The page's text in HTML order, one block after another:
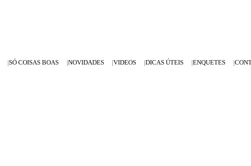
SÓ COISAS BOAS NOVIDADES VIDEOS DICAS ÚTEIS ENQUETES